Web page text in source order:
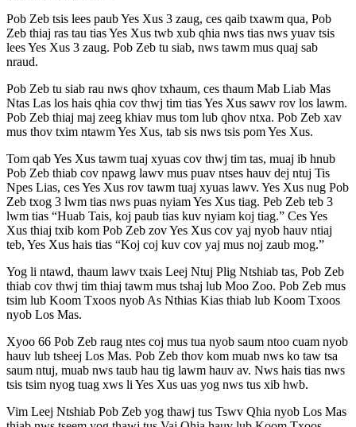
Pob Zeb tsis lees paub Yes Xus 3 zaug, ces qaib txawm qua, Pob
Zeb thiaj ras tau tias Yes Xus twb xub qhia nws tias nws yuav tsis
lees Yes Xus 3 zaug. Pob Zeb tu siab, nws tawm mus quaj sab
nraud.
Pob Zeb tu siab rau nws qhov txhaum, ces thaum Mab Liab Mas
Ntas Las los hais qhia cov thwj tim tias Yes Xus sawv rov los lawm.
Pob Zeb thiaj maj zeeg khiav mus tom lub qhov ntxa. Pob Zeb xav
mus thov txim ntawm Yes Xus, tab sis nws tsis pom Yes Xus.
Tom qab Yes Xus tawm tuaj xyuas cov thwj tim tas, muaj ib hnub
Pob Zeb thiab cov npawg lawv mus puav ntses hauv dej ntuj Tis
Npes Lias, ces Yes Xus rov tawm tuaj xyuas lawv. Yes Xus nug Pob
Zeb txog 3 lwm tias nws puas nyiam Yes Xus tiag. Peb Zeb teb 3
lwm tias “Huab Tais, koj paub tias kuv nyiam koj tiag.” Ces Yes
Xus thiaj txib kom Pob Zeb zov Yes Xus cov yaj nyob hauv ntiaj
teb, Yes Xus hais tias “Koj coj kuv cov yaj mus noj zaub mog.”
Yog li ntawd, thaum lawv txais Leej Ntuj Plig Ntshiab tas, Pob Zeb
thiab cov thwj tim thiaj tawm mus tshaj lub Moo Zoo. Pob Zeb mus
tsim lub Koom Txoos nyob As Nthias Kias thiab lub Koom Txoos
nyob Los Mas.
Xyoo 66 Pob Zeb raug ntes coj mus tua nyob saum ntoo cuam nyob
hauv lub tsheej Los Mas. Pob Zeb thov kom muab nws ko taw tsa
saum ntuj, muab nws taub hau tig lawm hauv av. Nws hais tias nws
tsis tsim nyog tuag xws li Yes Xus uas yog nws tus xib hwb.
Vim Leej Ntshiab Pob Zeb yog thawj tus Tswv Qhia nyob Los Mas